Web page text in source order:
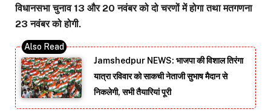
विधानसभा चुनाव 13 और 20 नवंबर को दो चरणों में होगा तथा मतगणना
23 नवंबर को होगी.
Jamshedpur NEWS: भाजपा की विशाल तिरंगा
यात्रा रविवार को साकची नेताजी सुभाष मैदान से
निकलेगी, सभी तैयारियां पूरी